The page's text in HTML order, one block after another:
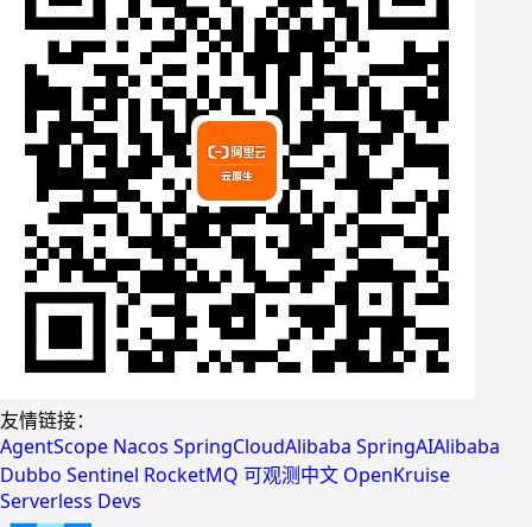
友情链接：
AgentScope Nacos SpringCloudAlibaba SpringAIAlibaba
Dubbo Sentinel RocketMQ 可观测中文 OpenKruise
Serverless Devs